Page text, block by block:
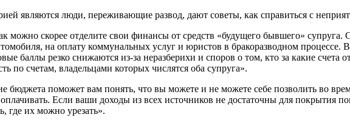
являются люди, переживающие развод, дают советы, как справиться с
скорее отделите свои финансы от средств «будущего бывшего» супруга.
на оплату коммунальных услуг и юристов в бракоразводном
баллы резко снижаются из-за неразберихи и споров о том, кто за какие счета
по счетам, владельцами которых числятся оба супруга».
поможет вам понять, что вы можете и не можете себе позволить во
Если ваши доходы из всех источников не достаточны для покрытия
где их можно урезать».